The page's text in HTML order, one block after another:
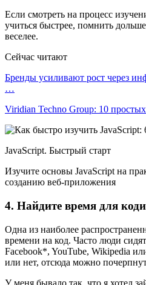
Если смотреть на процесс
учиться быстрее, помнить
веселее.
Сейчас читают
Бренды усиливают рост через
…
Viridian Techno Group: 10
JavaScript. Быстрый старт
Изучите основы JavaScript на
созданию веб-приложения
4. Найдите время для
Одна из наиболее
времени на код. Часто люди
Facebook*, YouTube, Wikipedia
или нет, отсюда можно
У меня бывало так, что я хотел